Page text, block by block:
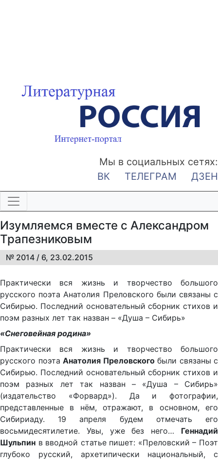
Мы в социальных сетях:
ВК
ТЕЛЕГРАМ ДЗЕН
Изумляемся вместе с Александром
Трапезниковым
№ 2014 / 6, 23.02.2015
Практически вся жизнь и творчество большого
русского поэта Анатолия Преловского были связаны с
Сибирью. Последний основательный сборник стихов и
поэм разных лет так назван – «Душа – Сибирь»
«Снеговейная родина»
Практически вся жизнь и творчество большого
русского поэта Анатолия Преловскогобыли связаны с
Сибирью. Последний основательный сборник стихов и
поэм разных лет так назван – «Душа – Сибирь»
(издательство «Форвард»). Да и фотографии,
представленные в нём, отражают, в основном, его
Сибириаду. 19 апреля будем отмечать его
восьмидесятилетие. Увы, уже без него… Геннадий
Шульпин в вводной статье пишет: «Преловский – Поэт
глубоко русский, архетипически национальный, с